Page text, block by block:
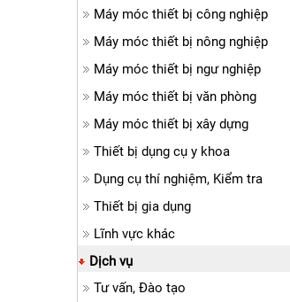
Máy móc thiết bị công nghiệp
Máy móc thiết bị nông nghiệp
Máy móc thiết bị ngư nghiệp
Máy móc thiết bị văn phòng
Máy móc thiết bị xây dựng
Thiết bị dụng cụ y khoa
Dụng cụ thí nghiệm, Kiểm tra
Thiết bị gia dụng
Lĩnh vực khác
Dịch vụ
Tư vấn, Đào tạo